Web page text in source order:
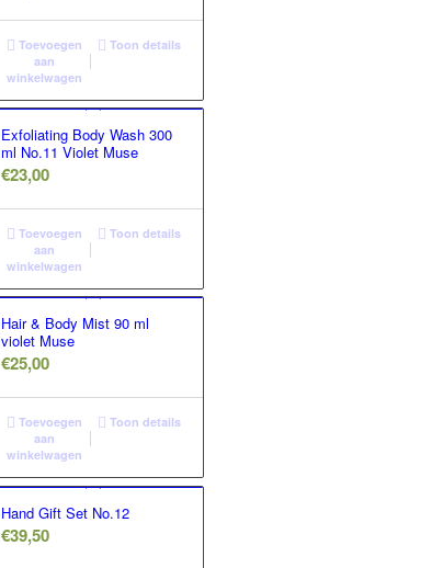
Toevoegen
aan
winkelwagen
Toon details
Exfoliating Body Wash 300
ml No.11 Violet Muse
€23,00
Toevoegen
aan
winkelwagen
Toon details
Hair & Body Mist 90 ml
violet Muse
€25,00
Toevoegen
aan
winkelwagen
Toon details
Hand Gift Set No.12
€39,50